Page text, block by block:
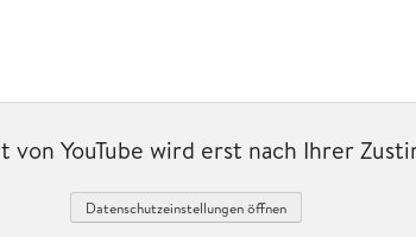
von YouTube wird erst nach Ihrer
Datenschutzeinstellungen öffnen